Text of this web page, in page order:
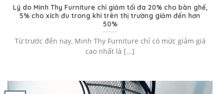
Lý do Minh Thy Furniture chỉ giảm tối đa 20% cho bàn ghế,
5% cho xích đu trong khi trên thị trường giảm đến hơn
50%
Từ trước đến nay, Minh Thy Furniture chỉ có mức giảm giá
cao nhất là [...]